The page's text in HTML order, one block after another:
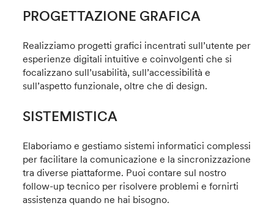
PROGETTAZIONE GRAFICA
Realizziamo progetti grafici incentrati sull’utente per
esperienze digitali intuitive e coinvolgenti che si
focalizzano sull’usabilità, sull’accessibilità e
sull’aspetto funzionale, oltre che di design.
SISTEMISTICA
Elaboriamo e gestiamo sistemi informatici complessi
per facilitare la comunicazione e la sincronizzazione
tra diverse piattaforme. Puoi contare sul nostro
follow-up tecnico per risolvere problemi e fornirti
assistenza quando ne hai bisogno.